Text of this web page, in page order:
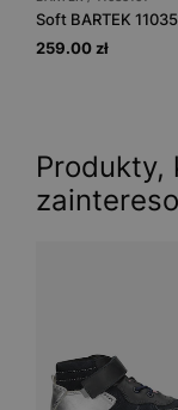
259.00 zł
Produkty,